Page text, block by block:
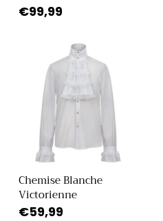
Prix
€99,99
Chemise Blanche
Victorienne
Prix
€59,99